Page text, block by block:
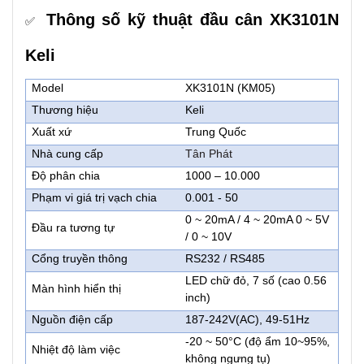
✅
Thông số kỹ thuật đầu cân XK3101N
Keli
Model
XK3101N (KM05)
Thương hiệu
Keli
Xuất xứ
Trung Quốc
Nhà cung cấp
Tân Phát
Độ phân chia
1000 – 10.000
Phạm vi giá trị vạch chia
0.001 - 50
Đầu ra tương tự
0 ~ 20mA / 4 ~ 20mA 0 ~ 5V
/ 0 ~ 10V
Cổng truyền thông
RS232 / RS485
Màn hình hiển thị
LED chữ đỏ, 7 số (cao 0.56
inch)
Nguồn điện cấp
187-242V(AC), 49-51Hz
Nhiệt độ làm việc
-20 ~ 50°C (độ ẩm 10~95%,
không ngưng tụ)